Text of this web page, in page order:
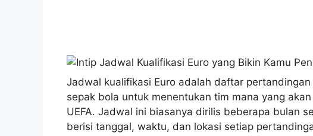
Jadwal kualifikasi Euro adalah daftar
sepak bola untuk menentukan tim mana yang
UEFA. Jadwal ini biasanya dirilis beberapa bulan
berisi tanggal, waktu, dan lokasi setiap